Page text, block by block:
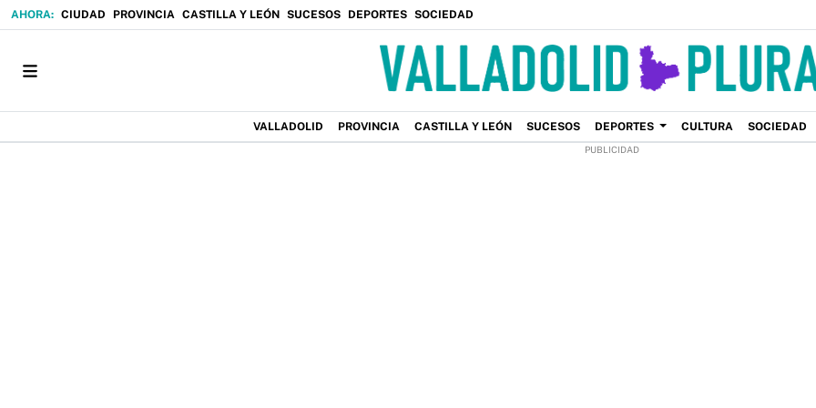
CIUDAD PROVINCIA CASTILLA Y LEÓN SUCESOS DEPORTES SOCIEDAD
VALLADOLID PROVINCIA CASTILLA Y LEÓN SUCESOS DEPORTES CULTURA SOCIEDAD